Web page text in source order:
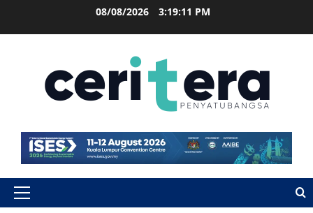
08/08/2026 3:19:12 PM